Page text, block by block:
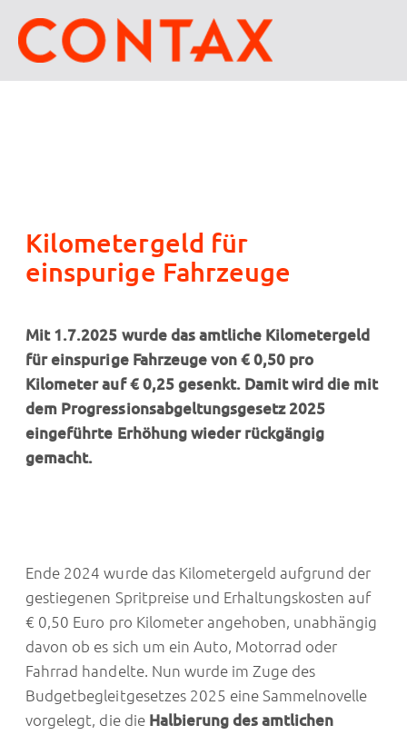
Kilometergeld für
einspurige Fahrzeuge
Mit 1.7.2025 wurde das amtliche Kilometergeld
für einspurige Fahrzeuge von € 0,50 pro
Kilometer auf € 0,25 gesenkt. Damit wird die mit
dem Progressionsabgeltungsgesetz 2025
eingeführte Erhöhung wieder rückgängig
gemacht.
Ende 2024 wurde das Kilometergeld aufgrund der
gestiegenen Spritpreise und Erhaltungskosten auf
€ 0,50 Euro pro Kilometer angehoben, unabhängig
davon ob es sich um ein Auto, Motorrad oder
Fahrrad handelte. Nun wurde im Zuge des
Budgetbegleitgesetzes 2025 eine Sammelnovelle
vorgelegt, die die Halbierung des amtlichen